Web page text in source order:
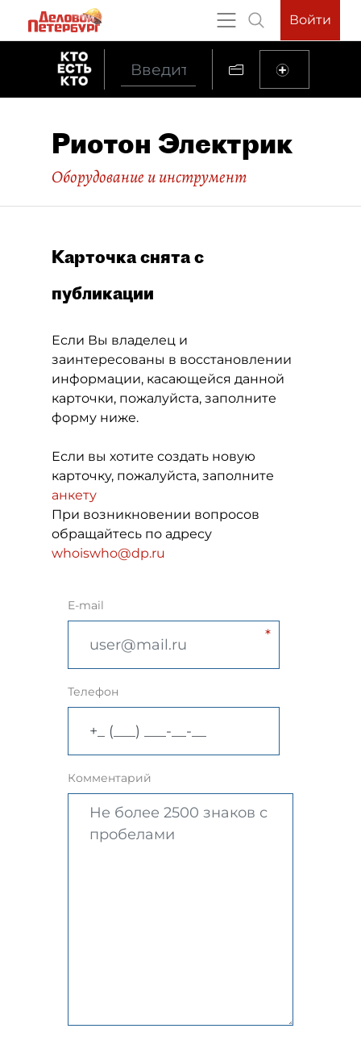
Войти
Риотон Электрик
Оборудование и инструмент
Карточка снята с
публикации
Если Вы владелец и
заинтересованы в восстановлении
информации, касающейся данной
карточки, пожалуйста, заполните
форму ниже.
Если вы хотите создать новую
карточку, пожалуйста, заполните
анкету
При возникновении вопросов
обращайтесь по адресу
whoiswho@dp.ru
E-mail
Телефон
Комментарий